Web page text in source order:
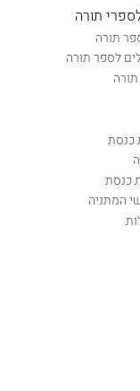
תורה
תורה
לספר תורה
כנסת
כנסת
המתניה